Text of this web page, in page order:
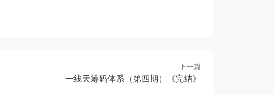
下一篇
一线天筹码体系（第四期）《完结》